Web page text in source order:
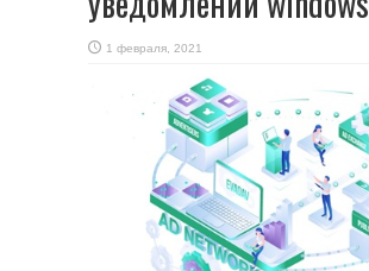
1 февраля, 2021